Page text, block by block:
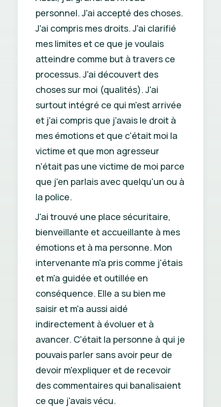
personnel. J'ai accepté des choses.
J'ai compris mes droits. J'ai clarifié
mes limites et ce que je voulais
atteindre comme but à travers ce
processus. J'ai découvert des
choses sur moi (qualités). J'ai
surtout intégré ce qui m'est arrivée
et j'ai compris que j'avais le droit à
mes émotions et que c'était moi la
victime et que mon agresseur
n'était pas une victime de moi parce
que j'en parlais avec quelqu'un ou à
la police.
J'ai trouvé une place sécuritaire,
bienveillante et accueillante à mes
émotions et à ma personne. Mon
intervenante m'a pris comme j'étais
et m'a guidée et outillée en
conséquence. Elle a su bien me
saisir et m'a aussi aidé
indirectement à évoluer et à
avancer. C'était la personne à qui je
pouvais parler sans avoir peur de
devoir m'expliquer et de recevoir
des commentaires qui banalisaient
ce que j'avais vécu.